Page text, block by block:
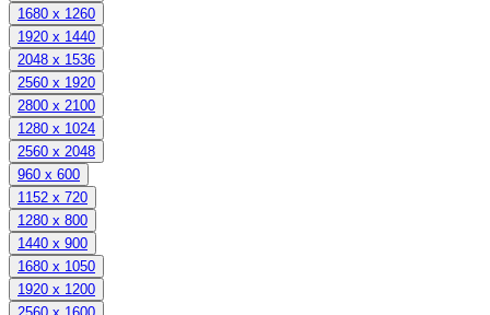
1680 x 1260
1920 x 1440
2048 x 1536
2560 x 1920
2800 x 2100
1280 x 1024
2560 x 2048
960 x 600
1152 x 720
1280 x 800
1440 x 900
1680 x 1050
1920 x 1200